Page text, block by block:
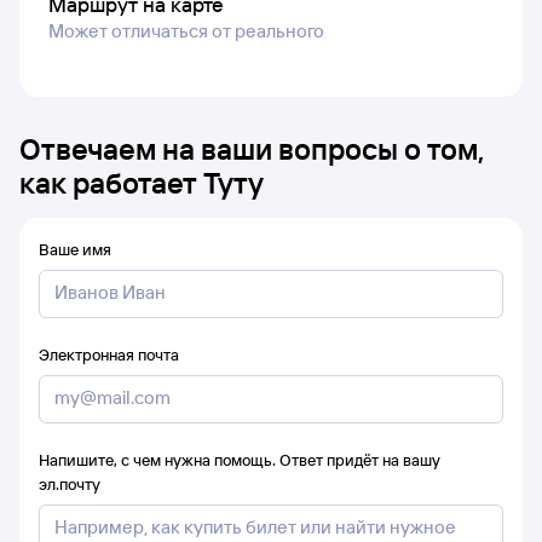
Может отличаться от реального
Отвечаем на ваши вопросы о том,
как работает Туту
Ваше имя
Электронная почта
Напишите, с чем нужна помощь. Ответ придёт на вашу
эл.почту